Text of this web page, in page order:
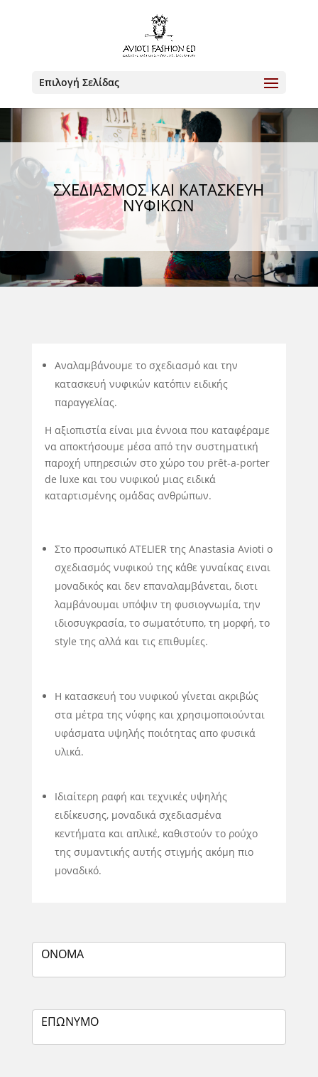
Επιλογή Σελίδας
ΣΧΕΔΙΑΣΜΌΣ ΚΑΙ ΚΑΤΑΣΚΕΥΉ
ΝΥΦΙΚΏΝ
Αναλαμβάνουμε το σχεδιασμό και την
κατασκευή νυφικών κατόπιν ειδικής
παραγγελίας.
Η αξιοπιστία είναι μια έννοια που καταφέραμε
να αποκτήσουμε μέσα από την συστηματική
παροχή υπηρεσιών στο χώρο του prêt-a-porter
de luxe και του νυφικού μιας ειδικά
καταρτισμένης ομάδας ανθρώπων.
Στο προσωπικό ATELIER της Anastasia Avioti ο
σχεδιασμός νυφικού της κάθε γυναίκας ειναι
μοναδικός και δεν επαναλαμβάνεται, διοτι
λαμβάνουμαι υπόψιν τη φυσιογνωμία, την
ιδιοσυγκρασία, το σωματότυπο, τη μορφή, το
style της αλλά και τις επιθυμίες.
Η κατασκευή του νυφικού γίνεται ακριβώς
στα μέτρα της νύφης και χρησιμοποιούνται
υφάσματα υψηλής ποιότητας απο φυσικά
υλικά.
Ιδιαίτερη ραφή και τεχνικές υψηλής
ειδίκευσης, μοναδικά σχεδιασμένα
κεντήματα και απλικέ, καθιστούν το ρούχο
της συμαντικής αυτής στιγμής ακόμη πιο
μοναδικό.
ΕΝΔΙΑΦΕΡΟΝΤΟΣ
ΟΝΟΜΑ
ΕΠΩΝΥΜΟ